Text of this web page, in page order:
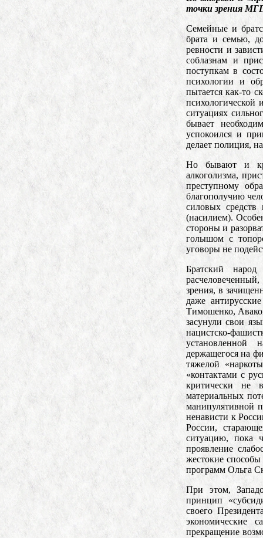
точки зрения
Семейные и
брата и семью,
ревности и
соблазнам и
поступкам в
психологии и
пытается как-то
психологической
ситуациях
бывает
успокоился и
делает полиция,
Но бывают и
алкоголизма,
преступному
благополучию
силовых средств
(насилием).
стороны и
голышом с
уговоры не
Братский
зрения, в
даже
Тимошенко,
засунули свои
нацистско-
установленной
держащегося на
тяжелой
«контактами с
критически не
материальных
манипулятивной
ненависти к
России,
ситуацию, пока
проявление
жестокие
программ Ольга
При этом,
принцип
своего
экономические
прекращение